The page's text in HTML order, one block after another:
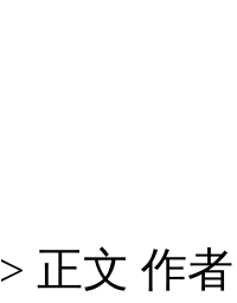
> 正文 作